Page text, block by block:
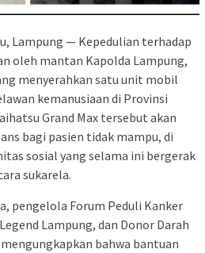
Lampung — Kepedulian terhadap
oleh mantan Kapolda Lampung,
menyerahkan satu unit mobil
kemanusiaan di Provinsi
Grand Max tersebut akan
bagi pasien tidak mampu, di
sosial yang selama ini bergerak
sukarela.
pengelola Forum Peduli Kanker
Lampung, dan Donor Darah
bahwa bantuan